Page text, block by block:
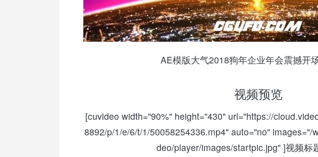
AE模版大气2018狗年企业年会震撼开
视频预览
[cuvideo width="90%" height="430" url="https://
8892/p/1/e/6/t/1/50058254336.mp4" auto="no" images="/
deo/player/images/startpic.jpg" ]视频标